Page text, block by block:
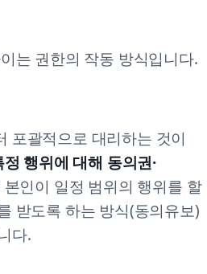
는 권한의 작동 방식입니다.
포괄적으로 대리하는 것이
행위에 대해 동의권·
인이 일정 범위의 행위를 할
받도록 하는 방식(동의유보)
다.